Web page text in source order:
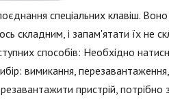
спеціальних клавіш.
складним, і запам'ятати їх не
способів: Необхідно
вимикання,
пристрій, потрібно